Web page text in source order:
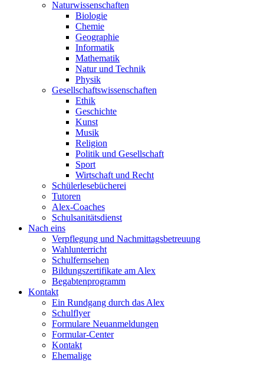
Naturwissenschaften
Biologie
Chemie
Geographie
Informatik
Mathematik
Natur und Technik
Physik
Gesellschaftswissenschaften
Ethik
Geschichte
Kunst
Musik
Religion
Politik und Gesellschaft
Sport
Wirtschaft und Recht
Schülerlesebücherei
Tutoren
Alex-Coaches
Schulsanitätsdienst
Nach eins
Verpflegung und Nachmittagsbetreuung
Wahlunterricht
Schulfernsehen
Bildungszertifikate am Alex
Begabtenprogramm
Kontakt
Ein Rundgang durch das Alex
Schulflyer
Formulare Neuanmeldungen
Formular-Center
Kontakt
Ehemalige